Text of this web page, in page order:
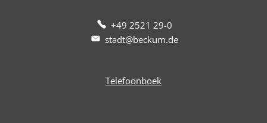
+49 2521 29-0
stadt@beckum.de
Telefoonboek